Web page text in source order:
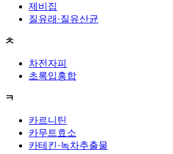
제비집
질유래·질유산균
ㅊ
차전자피
초록입홍합
ㅋ
카르니틴
카무트효소
카테킨·녹차추출물